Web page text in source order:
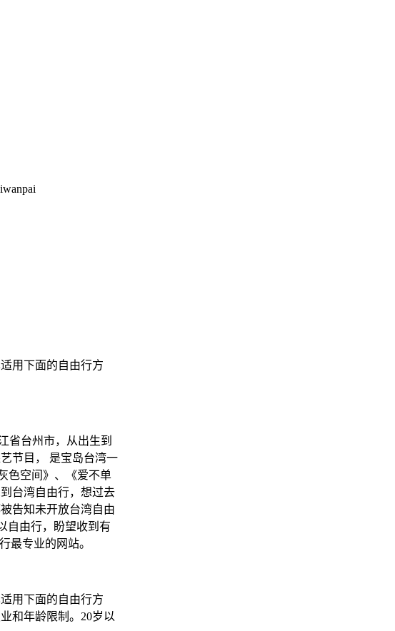
用下面的自由行方
省台州市，从出生到
节目， 是宝岛台湾一
色空间》、《爱不单
台湾自由行，想过去
告知未开放台湾自由
自由行，盼望收到有
最专业的网站。
用下面的自由行方
和年龄限制。20岁以